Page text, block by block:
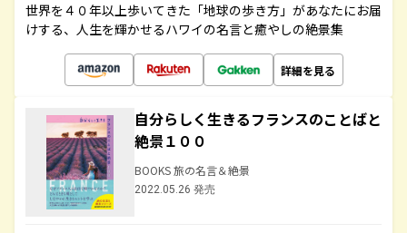
世界を４０年以上歩いてきた「地球の歩き方」があなたにお届
けする、人生を輝かせるハワイの名言と癒やしの絶景集
詳細を見る
自分らしく生きるフランスのことばと
絶景１００
BOOKS 旅の名言＆絶景
2022.05.26 発売